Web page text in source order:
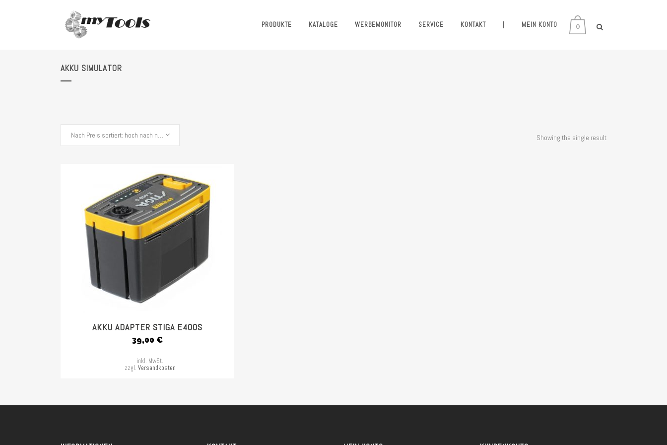
0
PRODUKTE KATALOGE WERBEMONITOR SERVICE KONTAKT MEIN KONTO
AKKU SIMULATOR
Showing the single result
Nach Preis sortiert: hoch nach niedrig
AKKU ADAPTER STIGA E400S
39,00 €
inkl. MwSt.
zzgl. Versandkosten